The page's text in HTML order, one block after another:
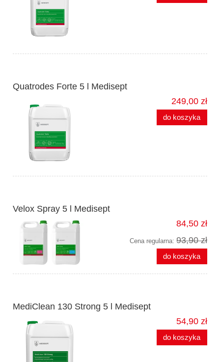
Quatrodes Forte 5 l Medisept
249,00 zł
do koszyka
Velox Spray 5 l Medisept
84,50 zł
Cena regularna: 93,90 zł
do koszyka
MediClean 130 Strong 5 l Medisept
54,90 zł
do koszyka